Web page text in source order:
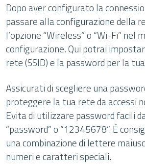
Dopo aver configurato la
passare alla configurazione della
l’opzione “Wireless” o “Wi-Fi” nel
configurazione. Qui potrai
rete (SSID) e la password per la
Assicurati di scegliere una
proteggere la tua rete da accessi
Evita di utilizzare password facili
“password” o “12345678”. È
una combinazione di lettere
numeri e caratteri speciali.